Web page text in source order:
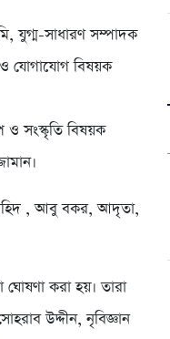
যুগ্ম-সাধারণ সম্পাদক
যোগাযোগ বিষয়ক
ও সংস্কৃতি বিষয়ক
, আবু বকর, আদৃতা,
ঘোষণা করা হয়। তারা
উদ্দীন, নৃবিজ্ঞান